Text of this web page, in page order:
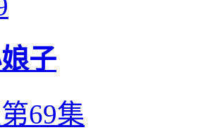
子
69集